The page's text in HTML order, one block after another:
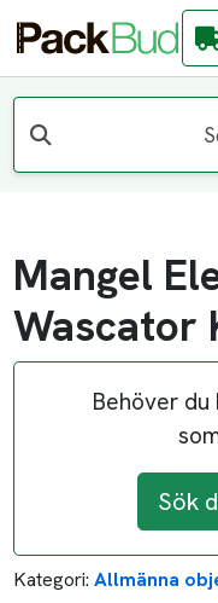
Mangel
Wascator
Behöver
Sök
Kategori: Allmänna